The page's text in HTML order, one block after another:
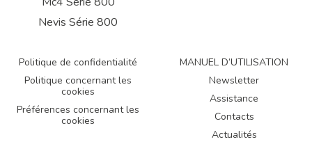
Nevis Série 800
Politique de confidentialité
Politique concernant les
cookies
Préférences concernant les
cookies
MANUEL D’UTILISATION
Newsletter
Assistance
Contacts
Actualités